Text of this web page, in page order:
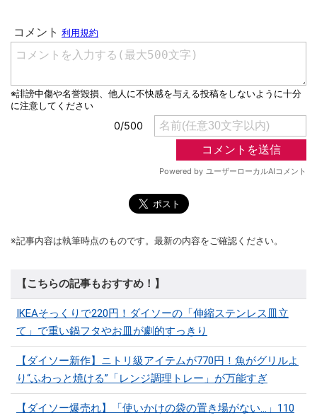
※記事内容は執筆時点のものです。最新の内容をご確認ください。
【こちらの記事もおすすめ！】
IKEAそっくりで220円！ダイソーの「伸縮ステンレス皿立
て」で重い鍋フタやお皿が劇的すっきり
【ダイソー新作】ニトリ級アイテムが770円！魚がグリルよ
り“ふわっと焼ける”「レンジ調理トレー」が万能すぎ
【ダイソー爆売れ】「使いかけの袋の置き場がない…」110